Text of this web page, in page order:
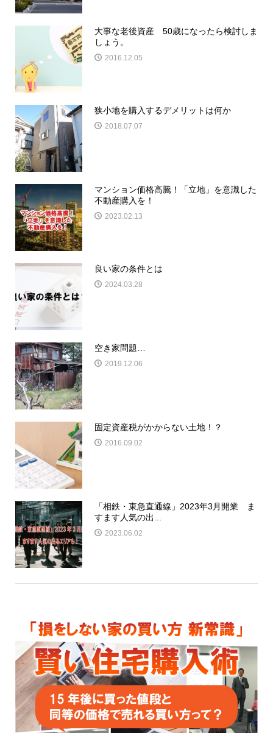
大事な老後資産 50歳になったら検討しま
しょう。
2016.12.05
狭小地を購入するデメリットは何か
2018.07.07
マンション価格高騰！「立地」を意識した
不動産購入を！
2023.02.13
良い家の条件とは
2024.03.28
空き家問題…
2019.12.06
固定資産税がかからない土地！？
2016.09.02
「相鉄・東急直通線」2023年3月開業 ま
すます人気の出...
2023.06.02